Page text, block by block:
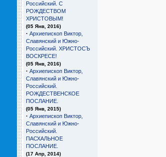
Российский. С
РОЖДЕСТВОМ
ХРИСТОВЫМ!
(05 Янв, 2016)
· Архиепископ Виктор,
Славянский и Южно-
Российский. ХРИСТОСЪ
ВОСКРЕСЕ!
(05 Янв, 2016)
· Архиепископ Виктор,
Славянский и Южно-
Российский.
РОЖДЕСТВЕНСКОЕ
ПОСЛАНИЕ.
(05 Янв, 2015)
· Архиепископ Виктор,
Славянский и Южно-
Российский.
ПАСХАЛЬНОЕ
ПОСЛАНИЕ.
(17 Апр, 2014)